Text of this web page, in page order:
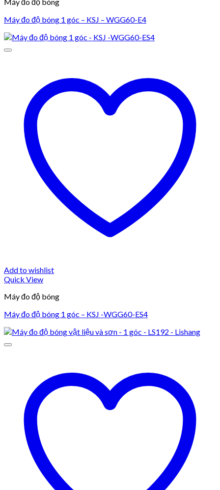
Máy đo độ bóng 1 góc – KSJ – WGG60-E4
Add to wishlist
Quick View
Máy đo độ bóng
Máy đo độ bóng 1 góc – KSJ -WGG60-ES4